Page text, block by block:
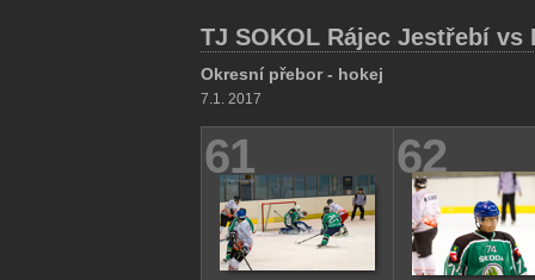
TJ SOKOL Rájec Jestřebí
Okresní přebor - hokej
7.1. 2017
61 62